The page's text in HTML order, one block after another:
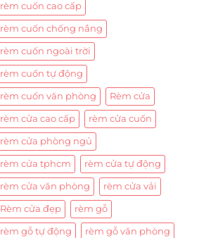
rèm cuốn cao cấp
rèm cuốn chống nắng
rèm cuốn ngoài trời
rèm cuốn tự động
rèm cuốn văn phòng Rèm cửa
rèm cửa cao cấp rèm cửa cuốn
rèm cửa phòng ngủ
rèm cửa tphcm rèm cửa tự động
rèm cửa văn phòng rèm cửa vải
Rèm cửa đẹp rèm gỗ
rèm gỗ tự động rèm gỗ văn phòng